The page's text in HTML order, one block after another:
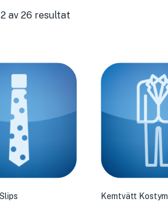
av 26 resultat
Kemtvätt Kostym